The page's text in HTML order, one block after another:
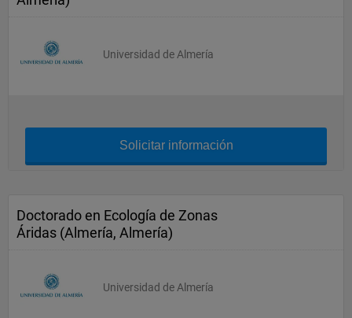
Universidad de Almería
Solicitar información
Doctorado en Ecología de Zonas
Áridas (Almería, Almería)
Universidad de Almería